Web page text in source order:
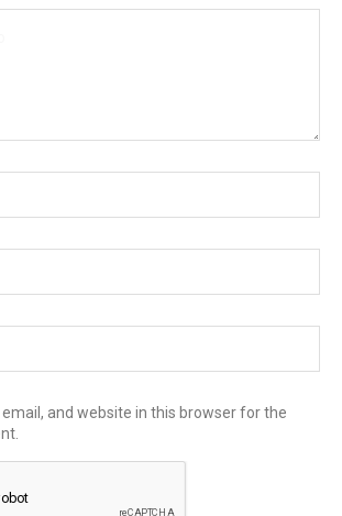
and website in this browser for the